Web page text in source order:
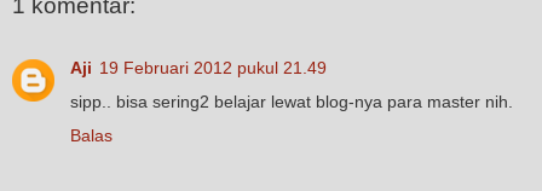
1 komentar:
Aji 19 Februari 2012 pukul 21.49
sipp.. bisa sering2 belajar lewat blog-nya para master nih.
Balas